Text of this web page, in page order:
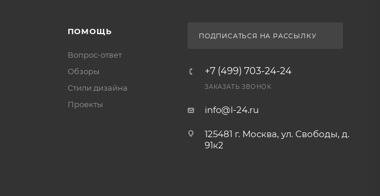
ПОМОЩЬ
Вопрос-ответ
Обзоры
Стили дизайна
Проекты
ПОДПИСАТЬСЯ НА РАССЫЛКУ
+7 (499) 703-24-24
ЗАКАЗАТЬ ЗВОНОК
info@l-24.ru
125481 г. Москва, ул. Свободы, д.
91к2